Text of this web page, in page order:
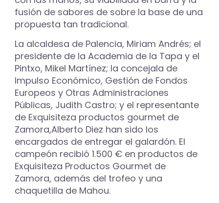
fusión de sabores de sobre la base de una
propuesta tan tradicional.
La alcaldesa de Palencia, Miriam Andrés; el
presidente de la Academia de la Tapa y el
Pintxo, Mikel Martínez; la concejala de
Impulso Económico, Gestión de Fondos
Europeos y Otras Administraciones
Públicas, Judith Castro; y el representante
de Exquisiteza productos gourmet de
Zamora,Alberto Diez han sido los
encargados de entregar el galardón. El
campeón recibió 1.500 € en productos de
Exquisiteza Productos Gourmet de
Zamora, además del trofeo y una
chaquetilla de Mahou.